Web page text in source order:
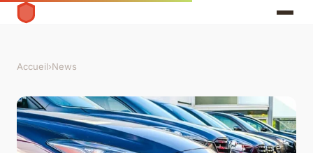
Accueil›News